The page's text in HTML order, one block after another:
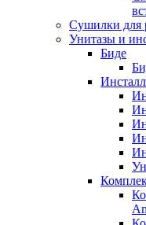
Сушилки для
Унитазы и
Биде